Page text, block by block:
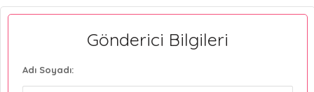
Gönderici Bilgileri
Adı Soyadı: